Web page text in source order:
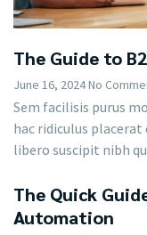
The Guide to
June 16, 2024No
Sem facilisis purus
hac ridiculus placerat
libero suscipit nibh
The Quick
Automation